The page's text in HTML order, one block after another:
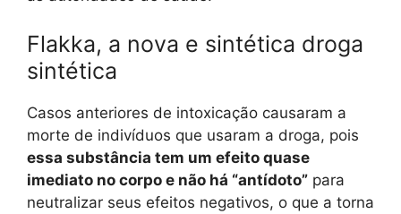
Flakka, a nova e sintética droga
sintética
Casos anteriores de intoxicação causaram a
morte de indivíduos que usaram a droga, pois
essa substância tem um efeito quase
imediato no corpo e não há “antídoto” para
neutralizar seus efeitos negativos, o que a torna